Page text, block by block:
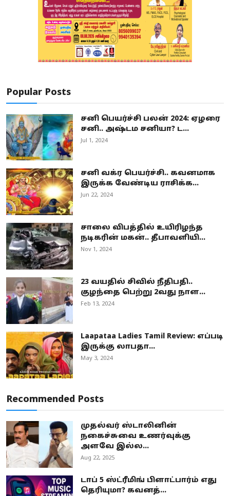
Popular Posts
சனி பெயர்ச்சி பலன் 2024: ஏழரை
சனி.. அஷ்டம சனியா? ட...
Jul 1, 2024
சனி வக்ர பெயர்ச்சி.. கவனமாக
இருக்க வேண்டிய ராசிக்க...
Jun 22, 2024
சாலை விபத்தில் உயிரிழந்த
நடிகரின் மகன்.. தீபாவளியி...
Nov 1, 2024
23 வயதில் சிவில் நீதிபதி..
குழந்தை பெற்று 2வது நாள...
Feb 13, 2024
Laapataa Ladies Tamil Review: எப்படி
இருக்கு லாபதா...
May 3, 2024
Recommended Posts
முதல்வர் ஸ்டாலினின்
நகைச்சுவை உணர்வுக்கு
அளவே இல்ல...
Aug 22, 2025
டாப் 5 ஸ்ட்ரீமிங் பிளாட்பார்ம் எது
தெரியுமா? கவனத்...